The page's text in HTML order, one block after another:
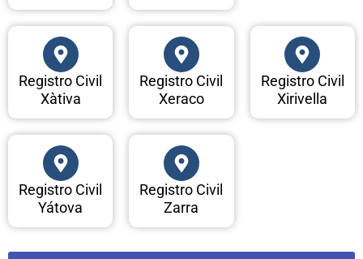
Registro Civil
Xàtiva
Registro Civil
Xeraco
Registro Civil
Xirivella
Registro Civil
Yátova
Registro Civil
Zarra